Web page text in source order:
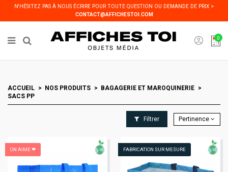
N'HÉSITEZ PAS À NOUS ÉCRIRE POUR TOUTE QUESTION OU DEMANDE DE PRIX >
CONTACT@AFFICHESTOI.COM
0
ACCUEIL NOS PRODUITS
BAGAGERIE ET MAROQUINERIE
SACS PP
Filtrer Pertinence
ON AIME ❤ FABRICATION SUR MESURE
Panneau de gestion des cookies